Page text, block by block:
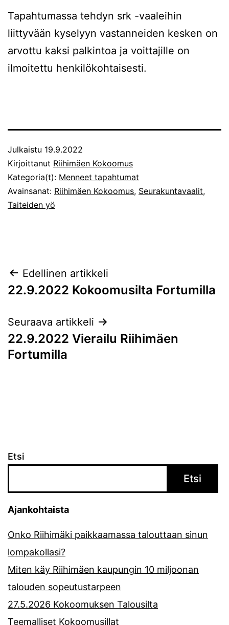
Tapahtumassa tehdyn srk -vaaleihin
liittyvään kyselyyn vastanneiden kesken on
arvottu kaksi palkintoa ja voittajille on
ilmoitettu henkilökohtaisesti.
Julkaistu 19.9.2022
Kirjoittanut Riihimäen Kokoomus
Kategoria(t): Menneet tapahtumat
Avainsanat: Riihimäen Kokoomus, Seurakuntavaalit,
Taiteiden yö
Artikkelien
selaus
Edellinen artikkeli
22.9.2022 Kokoomusilta Fortumilla
Seuraava artikkeli
22.9.2022 Vierailu Riihimäen
Fortumilla
Etsi
Etsi
Ajankohtaista
Onko Riihimäki paikkaamassa talouttaan sinun
lompakollasi?
Miten käy Riihimäen kaupungin 10 miljoonan
talouden sopeutustarpeen
27.5.2026 Kokoomuksen Talousilta
Teemalliset Kokoomusillat